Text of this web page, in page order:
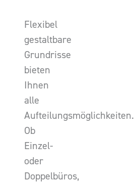
Flexibel
gestaltbare
Grundrisse
bieten
Ihnen
alle
Aufteilungsmöglichkeiten.
Ob
Einzel-
oder
Doppelbüros,